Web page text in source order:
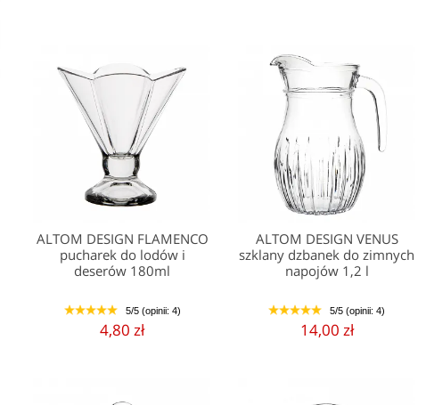
ALTOM DESIGN FLAMENCO
pucharek do lodów i
deserów 180ml
1 2 3 4 5 5/5 (opinii: 4)
4,80 zł
ALTOM DESIGN VENUS
szklany dzbanek do zimnych
napojów 1,2 l
1 2 3 4 5 5/5 (opinii: 4)
14,00 zł